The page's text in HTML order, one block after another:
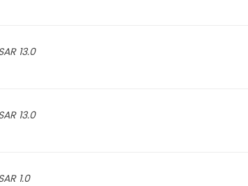
13.0 SAR
13.0 SAR
1.0 SAR